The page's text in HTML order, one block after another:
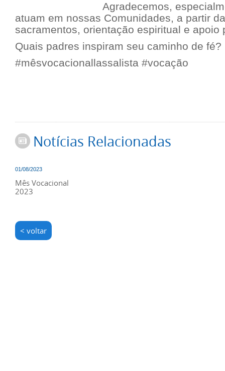
Agradecemos,
atuam em nossas Comunidades, a partir
sacramentos, orientação espiritual e apoio
Quais padres inspiram seu caminho de fé?
#mêsvocacionallassalista #vocação
Notícias Relacionadas
01/08/2023
Mês Vocacional
2023
< voltar